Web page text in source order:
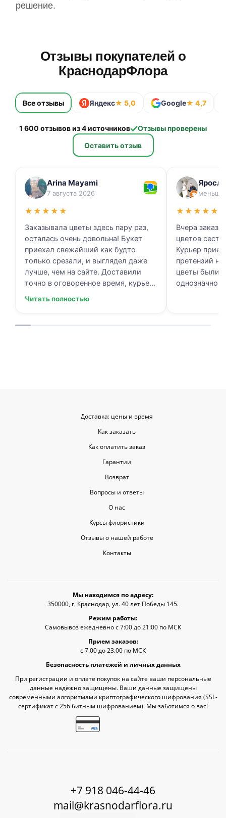
решение.
Отзывы покупателей о
КраснодарФлора
Все отзывы Яндекс★ 5,0 Google★ 4,7
1 600 отзывов из 4 источников
Отзывы проверены
Оставить отзыв
Arina Mayami
7 августа 2026
★ ★ ★ ★ ★
Заказывала цветы здесь пару раз,
осталась очень довольна! Букет
приехал свежайший как будто
только срезали, и выглядел даже
лучше, чем на сайте. Доставили
точно в оговоренное время, курьер
вежливый, ещё и открытку с
мелочами приятными. Однозначно
Читать полностью
меньше
★ ★ ★ ★ ★
Вчера
цветов
Курьер
претензий
цветы были
однозначно.
Доставка: цены и время
Как заказать
Как оплатить заказ
Гарантии
Возврат
Вопросы и ответы
О нас
Курсы флористики
Отзывы о нашей работе
Контакты
Мы находимся по адресу:
350000, г. Краснодар, ул. 40 лет Победы 145.
Режим работы:
Самовывоз ежедневно с 7:00 до 21:00 по МСК
Прием заказов:
с 7.00 до 23.00 по МСК
Безопасность платежей и личных данных
При регистрации и оплате покупок на сайте ваши персональные
данные надёжно защищены. Ваши данные защищены
современными алгоритмами криптографического шифрования (SSL-
сертификат c 256 битным шифрованием). Мы заботимся о вас!
+7 918 046-44-46
mail@krasnodarflora.ru